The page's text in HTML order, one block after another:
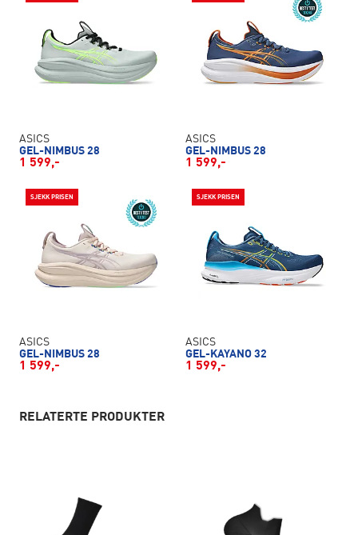
ASICS
GEL-NIMBUS 28
1 599,-
ASICS
GEL-NIMBUS 28
1 599,-
SJEKK PRISEN
ASICS
GEL-NIMBUS 28
1 599,-
SJEKK PRISEN
ASICS
GEL-KAYANO 32
1 599,-
RELATERTE PRODUKTER